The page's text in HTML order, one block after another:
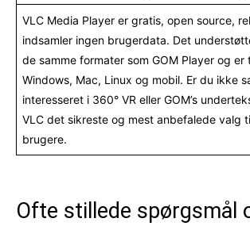
VLC Media Player er gratis, open source,
indsamler ingen brugerdata. Det
de samme formater som GOM Player og
Windows, Mac, Linux og mobil. Er du ikke
interesseret i 360° VR eller GOM’s
VLC det sikreste og mest anbefalede valg
brugere.
Ofte stillede spørgsmål